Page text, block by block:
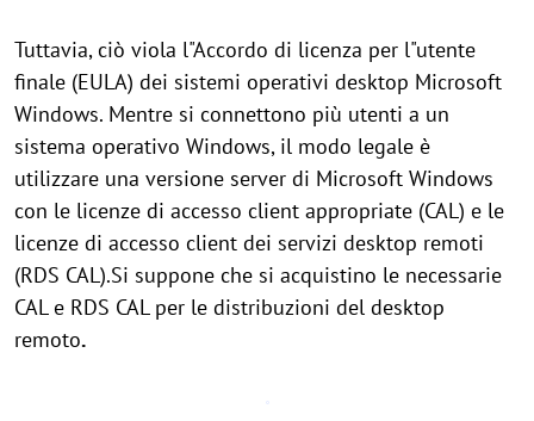
Tuttavia, ciò viola l"Accordo di licenza per l"utente
finale (EULA) dei sistemi operativi desktop Microsoft
Windows. Mentre si connettono più utenti a un
sistema operativo Windows, il modo legale è
utilizzare una versione server di Microsoft Windows
con le licenze di accesso client appropriate (CAL) e le
licenze di accesso client dei servizi desktop remoti
(RDS CAL).Si suppone che si acquistino le necessarie
CAL e RDS CAL per le distribuzioni del desktop
remoto.